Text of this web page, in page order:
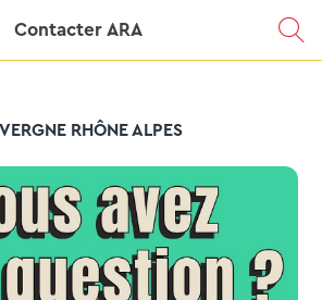
Contacter ARA
RHÔNE ALPES